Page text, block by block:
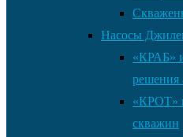
Насосы
«КРАБ»
решения
«КРОТ»
скважин